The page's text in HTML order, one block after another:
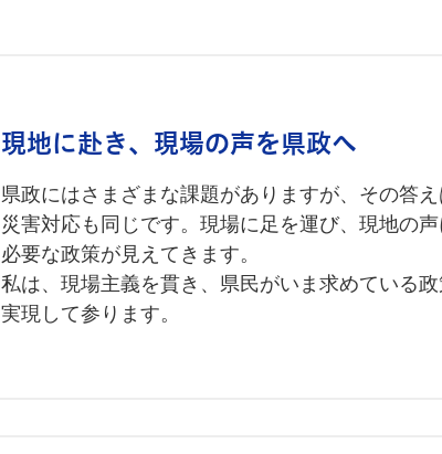
現地に赴き、現場の声を県政へ
県政にはさまざまな課題がありますが、その答
災害対応も同じです。現場に足を運び、現地の
必要な政策が見えてきます。
私は、現場主義を貫き、県民がいま求めている政
実現して参ります。